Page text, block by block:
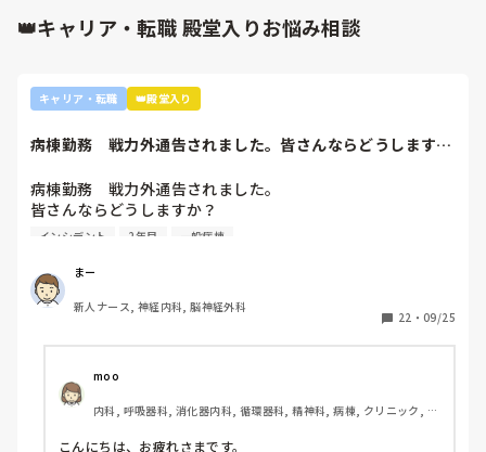
👑キャリア・転職 殿堂入りお悩み相談
キャリア・転職 👑殿堂入り
病棟勤務　戦力外通告されました。皆さんならどうします
病棟勤務　戦力外通告されました。
皆さんならどうしますか？
2年目です。1年目はゆるい部署にいましたが、人間関係が原
からの人間関係は良好です。
ですが、異動してから薬剤に関するインシデントを4件ほど
起こし、優先順位や多重課題ができていないのでは？という
い』『一人を持って看護のつながりを持って』ということで
受け持ち1人になりました。
複数受け持ちに戻るよう、1ヶ月間1年目のように勉強したり
と業務に臨んできました。
そして最近師長さんに『君は病棟勤務よりも外来とか健診セ
インシデント 2年目 一般病棟
まー
新人ナース, 神経内科, 脳神経外科
22 ・ 09/25
moo
内科, 呼吸器科, 消化器内科, 循環器科, 精神科, 病棟, クリニック, リ
こんにちは、お疲れさまです。